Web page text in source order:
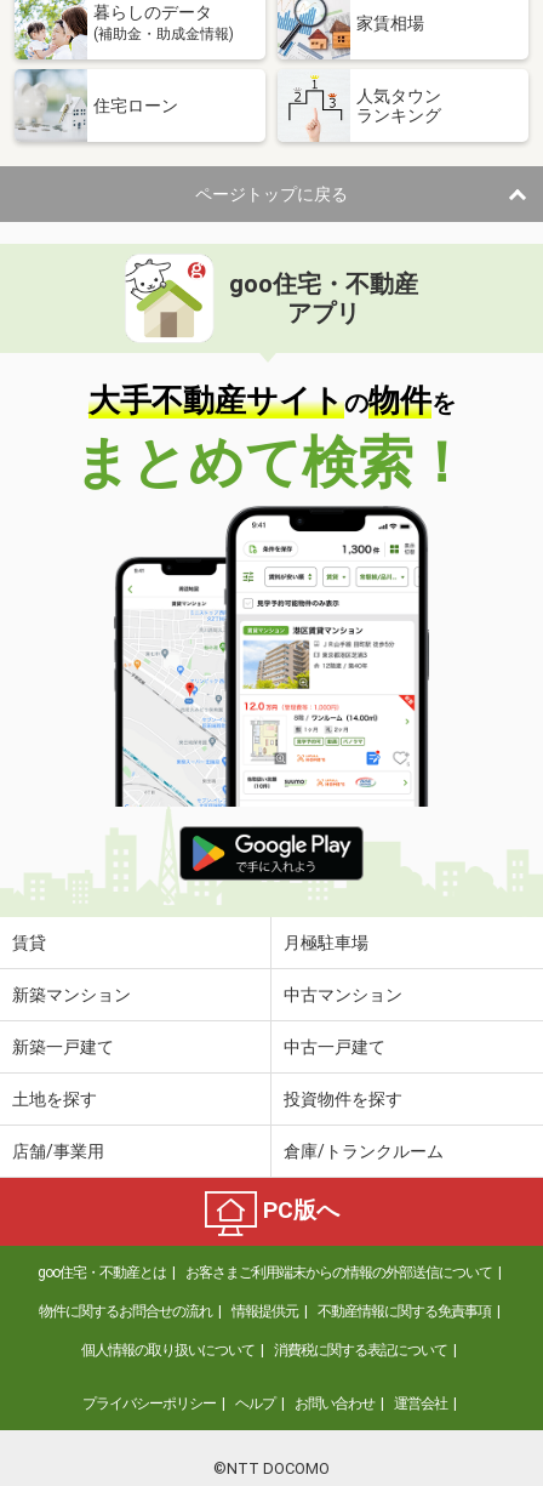
暮らしのデータ
(補助金・助成金情報)
家賃相場
住宅ローン
人気タウン
ランキング
ページトップに戻る
goo住宅・不動産
アプリ
大手不動産サイトの物件を
まとめて検索！
賃貸 月極駐車場
新築マンション 中古マンション
新築一戸建て 中古一戸建て
土地を探す 投資物件を探す
店舗/事業用 倉庫/トランクルーム
PC版へ
goo住宅・不動産とは お客さまご利用端末からの情報の外部送信について
物件に関するお問合せの流れ 情報提供元 不動産情報に関する免責事項
個人情報の取り扱いについて 消費税に関する表記について
プライバシーポリシー ヘルプ お問い合わせ 運営会社
©NTT DOCOMO